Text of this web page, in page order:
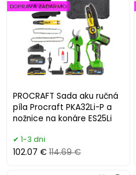
PROCRAFT Sada aku ručná
píla Procraft PKA32Li-P a
nožnice na konáre ES25Li
DOPRAVA ZADARMO
1-3 dni
102.07 € 114.69 €